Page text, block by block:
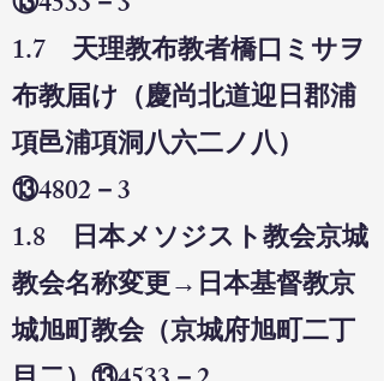
1.7 天理教布教者橋口ミサヲ
布教届け（慶尚北道迎日郡浦
項邑浦項洞八六二ノ八）
⑬4802－3
1.8 日本メソジスト教会京城
教会名称変更→日本基督教京
城旭町教会（京城府旭町二丁